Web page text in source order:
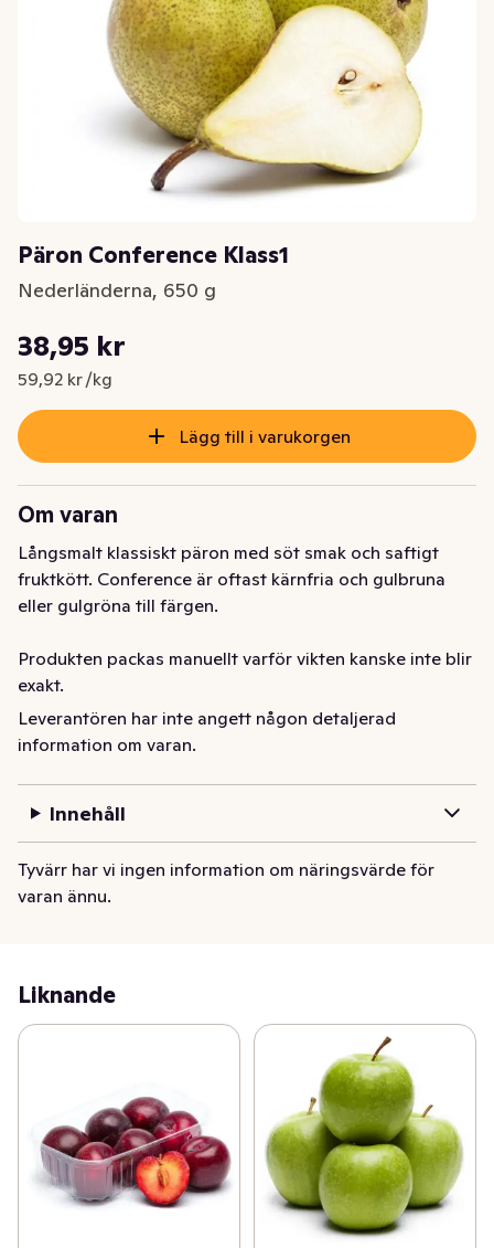
Päron Conference Klass1
Nederländerna, 650 g
Nuvarande pris är: 38,95 kr
38,95 kr
59,92 kr /kg
Styckpris: 59,92 kr /kg
Lägg till i varukorgen
Om varan
Långsmalt klassiskt päron med söt smak och saftigt
fruktkött. Conference är oftast kärnfria och gulbruna
eller gulgröna till färgen.
Produkten packas manuellt varför vikten kanske inte blir
exakt.
Päron Conference i påse Klass1
Leverantören har inte angett någon detaljerad
information om varan.
Innehåll
Tyvärr har vi ingen information om näringsvärde för
varan ännu.
Liknande